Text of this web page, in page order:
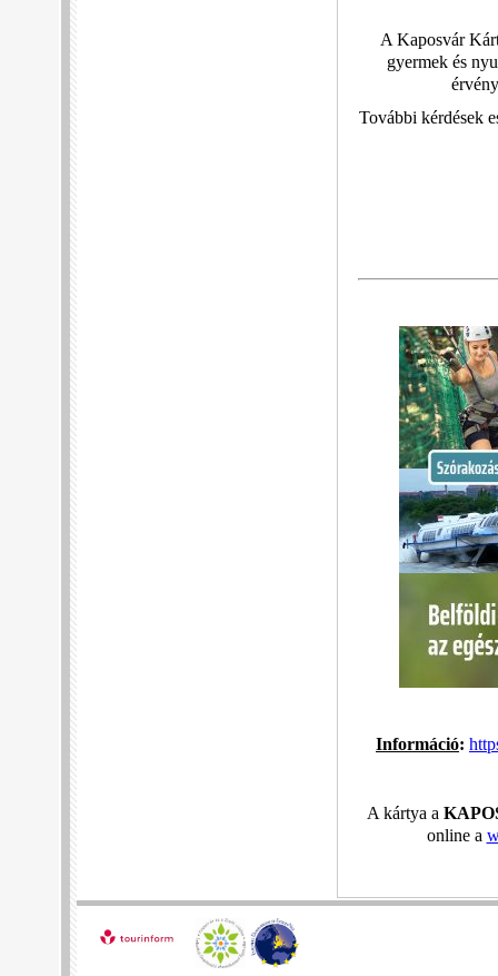
A Kaposvár
gyermek és
További kérdések
Információ:
A kártya a
online a